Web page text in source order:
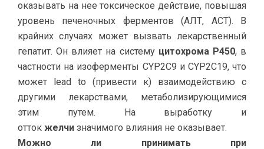
оказывать на нее токсическое действие, повышая
уровень печеночных ферментов (АЛТ, АСТ). В
крайних случаях может вызвать лекарственный
гепатит. Он влияет на систему цитохрома P450, в
частности на изоферменты CYP2C9 и CYP2C19, что
может lead to (привести к) взаимодействию с
другими лекарствами, метаболизирующимися
этим путем. На выработку и
отток желчи значимого влияния не оказывает.
Можно ли принимать при